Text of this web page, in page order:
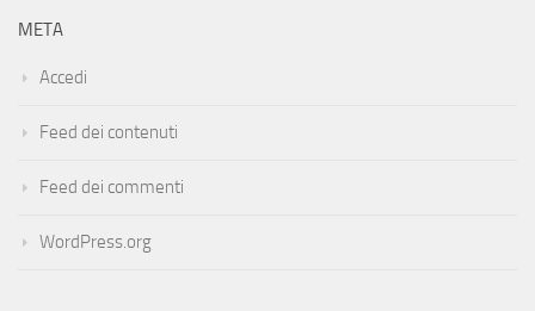
META
Accedi
Feed dei contenuti
Feed dei commenti
WordPress.org